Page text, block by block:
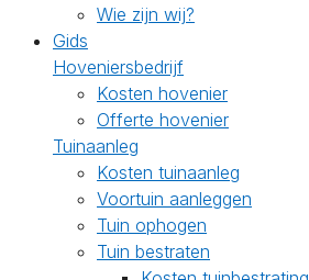
Wie zijn wij?
Gids
Hoveniersbedrijf
Kosten hovenier
Offerte hovenier
Tuinaanleg
Kosten tuinaanleg
Voortuin aanleggen
Tuin ophogen
Tuin bestraten